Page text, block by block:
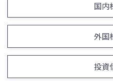
国内
外国
投資